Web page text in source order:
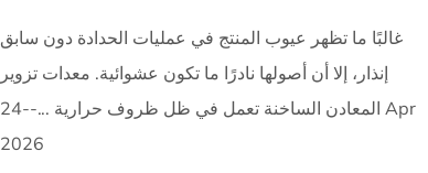
غالبًا ما تظهر عيوب المنتج في عمليات الحدادة دون سابق
إنذار، إلا أن أصولها نادرًا ما تكون عشوائية. معدات تزوير
المعادن الساخنة تعمل في ظل ظروف حرارية ...--24 Apr
2026